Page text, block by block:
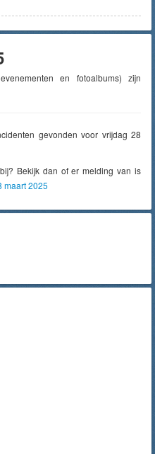
en fotoalbums) zijn
gevonden voor vrijdag 28
Bekijk dan of er melding van is
maart 2025